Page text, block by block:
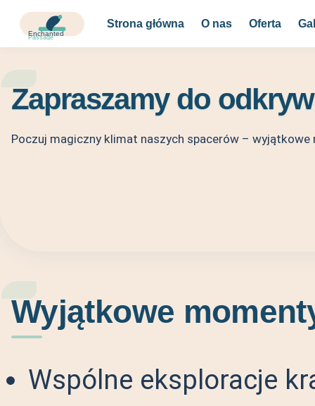
Strona główna O nas Oferta
Zapraszamy do
Poczuj magiczny klimat naszych spacerów –
Wyjątkowe
Wspólne eksploracje